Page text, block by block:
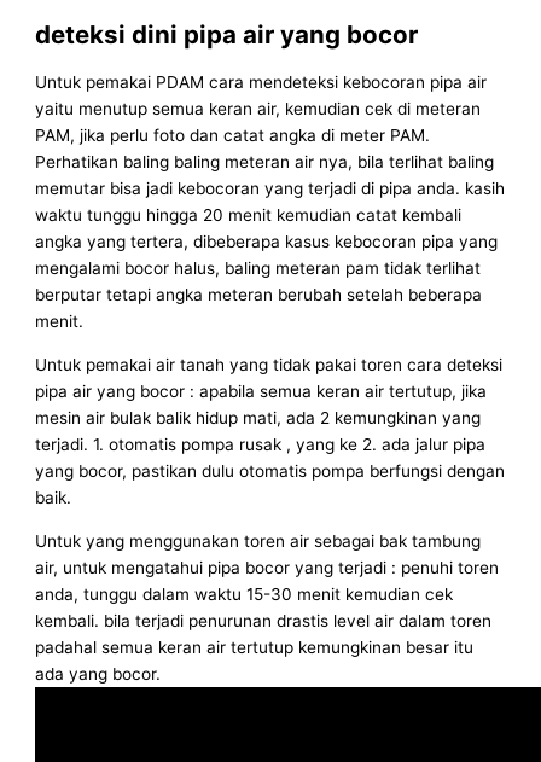
deteksi dini pipa air yang bocor
Untuk pemakai PDAM cara mendeteksi kebocoran pipa air
yaitu menutup semua keran air, kemudian cek di meteran
PAM, jika perlu foto dan catat angka di meter PAM.
Perhatikan baling baling meteran air nya, bila terlihat baling
memutar bisa jadi kebocoran yang terjadi di pipa anda. kasih
waktu tunggu hingga 20 menit kemudian catat kembali
angka yang tertera, dibeberapa kasus kebocoran pipa yang
mengalami bocor halus, baling meteran pam tidak terlihat
berputar tetapi angka meteran berubah setelah beberapa
menit.
Untuk pemakai air tanah yang tidak pakai toren cara deteksi
pipa air yang bocor : apabila semua keran air tertutup, jika
mesin air bulak balik hidup mati, ada 2 kemungkinan yang
terjadi. 1. otomatis pompa rusak , yang ke 2. ada jalur pipa
yang bocor, pastikan dulu otomatis pompa berfungsi dengan
baik.
Untuk yang menggunakan toren air sebagai bak tambung
air, untuk mengatahui pipa bocor yang terjadi : penuhi toren
anda, tunggu dalam waktu 15-30 menit kemudian cek
kembali. bila terjadi penurunan drastis level air dalam toren
padahal semua keran air tertutup kemungkinan besar itu
ada yang bocor.